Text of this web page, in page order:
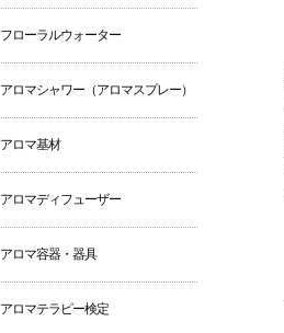
フローラルウォーター
アロマシャワー（アロマスプレー）
アロマ基材
アロマディフューザー
アロマ容器・器具
アロマテラピー検定